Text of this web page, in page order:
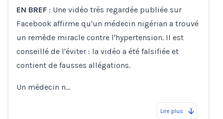
EN BREF : Une vidéo très regardée publiée sur
Facebook affirme qu'un médecin nigérian a trouvé
un remède miracle contre l'hypertension. Il est
conseillé de l'éviter : la vidéo a été falsifiée et
contient de fausses allégations.
Un médecin n…
Lire plus